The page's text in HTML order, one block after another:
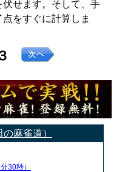
せます。そして、手
をすぐに計算しま
麻雀道）
分30秒）